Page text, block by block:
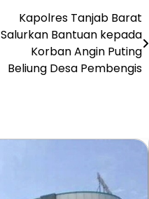
Kapolres Tanjab Barat
Salurkan Bantuan kepada
Korban Angin Puting
Beliung Desa Pembengis